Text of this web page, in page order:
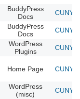
BuddyPress
Docs
CUNY
BuddyPress
Docs
CUNY
WordPress
Plugins
CUNY
Home Page CUNY
WordPress
(misc)
CUNY